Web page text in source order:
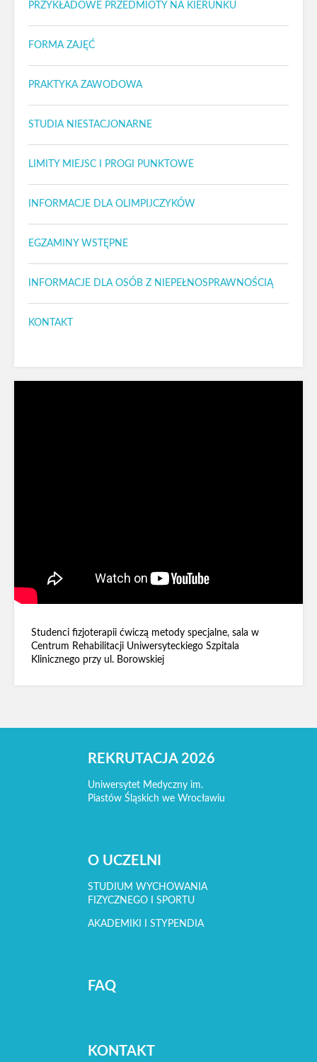
PRZYKŁADOWE PRZEDMIOTY NA KIERUNKU
FORMA ZAJĘĆ
PRAKTYKA ZAWODOWA
STUDIA NIESTACJONARNE
LIMITY MIEJSC I PROGI PUNKTOWE
INFORMACJE DLA OLIMPIJCZYKÓW
EGZAMINY WSTĘPNE
INFORMACJE DLA OSÓB Z NIEPEŁNOSPRAWNOŚCIĄ
KONTAKT
Studenci fizjoterapii ćwiczą metody specjalne, sala w
Centrum Rehabilitacji Uniwersyteckiego Szpitala
Klinicznego przy ul. Borowskiej
REKRUTACJA 2026
Uniwersytet Medyczny im.
Piastów Śląskich we Wrocławiu
O UCZELNI
STUDIUM WYCHOWANIA
FIZYCZNEGO I SPORTU
AKADEMIKI I STYPENDIA
FAQ
KONTAKT